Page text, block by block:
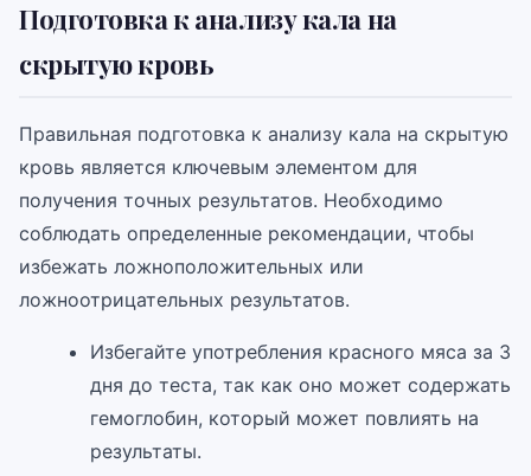
Подготовка к анализу кала на
скрытую кровь
Правильная подготовка к анализу кала на скрытую
кровь является ключевым элементом для
получения точных результатов. Необходимо
соблюдать определенные рекомендации, чтобы
избежать ложноположительных или
ложноотрицательных результатов.
Избегайте употребления красного мяса за 3
дня до теста, так как оно может содержать
гемоглобин, который может повлиять на
результаты.